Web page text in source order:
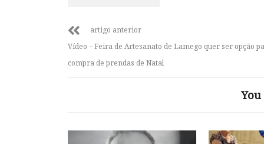
artigo anterior
Vídeo – Feira de Artesanato de Lamego quer ser opção
compra de prendas de Natal